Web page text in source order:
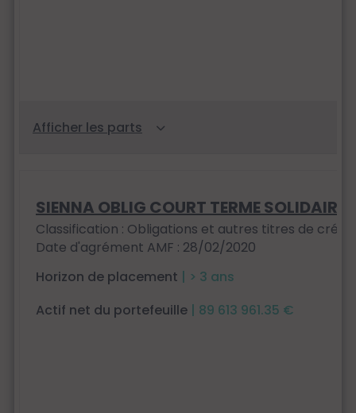
SIENNA OBLIG COURT TERME SOLIDAIRE
Classification : Obligations et autres titres de
Date d'agrément AMF : 28/02/2020
Horizon de placement | > 3 ans
Actif net du portefeuille | 89 613 961.35 €